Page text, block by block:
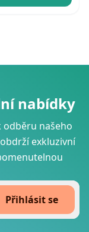
nabídky
odběru našeho
exkluzivní
Přihlásit se